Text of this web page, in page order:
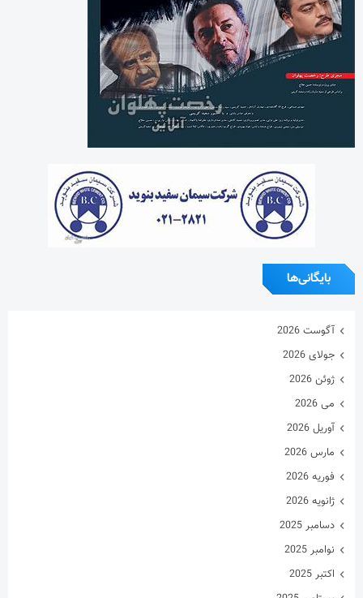
بایگانی‌ها
آگوست 2026
ژوئن 2026
می 2026
آوریل 2026
مارس 2026
فوریه 2026
ژانویه 2026
دسامبر 2025
نوامبر 2025
اکتبر 2025
سپتامبر 2025
آگوست 2025
جولای 2025
ژوئن 2025